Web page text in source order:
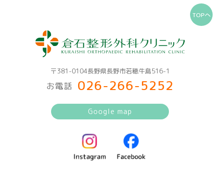
TOPへ
〒381-0104長野県長野市若穂牛島516-1
お電話 026-266-5252
Google map